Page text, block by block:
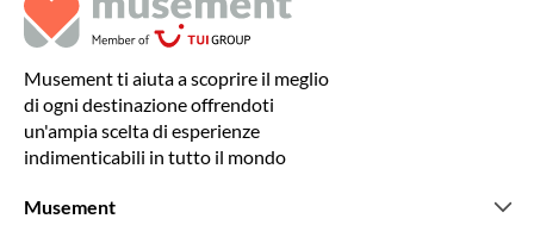
Musement ti aiuta a scoprire il meglio
di ogni destinazione offrendoti
un'ampia scelta di esperienze
indimenticabili in tutto il mondo
Musement